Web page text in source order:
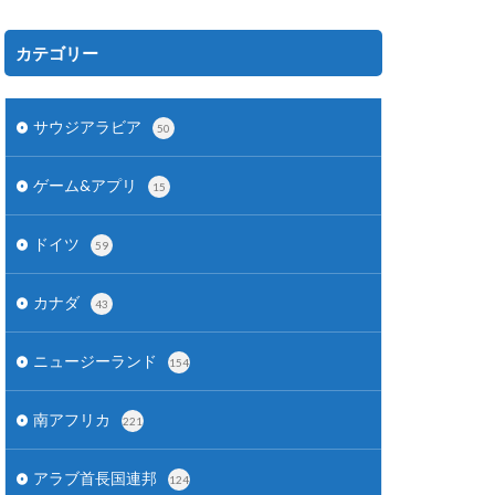
カテゴリー
サウジアラビア 50
ゲーム&アプリ 15
ドイツ 59
カナダ 43
ニュージーランド 154
南アフリカ 221
アラブ首長国連邦 124